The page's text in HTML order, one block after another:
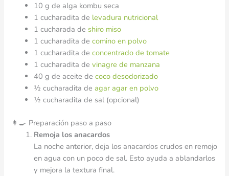
10 g de alga kombu seca
1 cucharadita de levadura nutricional
1 cucharada de shiro miso
1 cucharadita decomino en polvo
1 cucharadita deconcentrado de tomate
1 cucharadita devinagre de manzana
40 g de aceite decoco desodorizado
½ cucharadita deagar agar en polvo
½ cucharadita de sal (opcional)
👩‍🍳 Preparación paso a paso
Remoja los anacardos
La noche anterior, deja los anacardos crudos en remojo
en agua con un poco de sal. Esto ayuda a ablandarlos
y mejora la textura final.